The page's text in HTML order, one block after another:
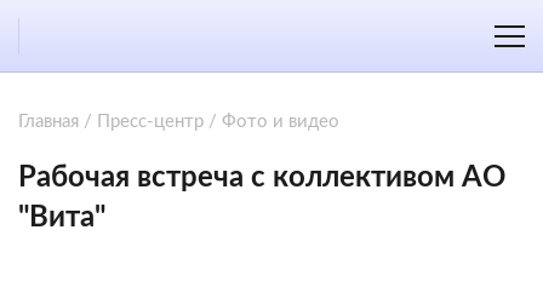
Главная / Пресс-центр / Фото и видео
Рабочая встреча с коллективом АО
"Вита"